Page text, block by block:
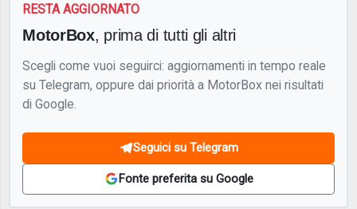
RESTA AGGIORNATO
MotorBox, prima di tutti gli altri
Scegli come vuoi seguirci: aggiornamenti in tempo reale
su Telegram, oppure dai priorità a MotorBox nei risultati
di Google.
Seguici su Telegram
Fonte preferita su Google